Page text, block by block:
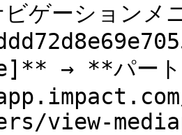
ゲーション
→ **パー
view-